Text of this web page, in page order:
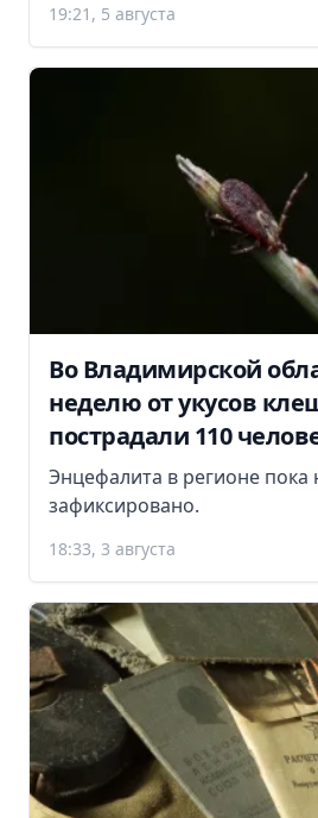
19:21, 5 августа
Во Владимирской
неделю от укусов
пострадали 110
Энцефалита в регионе пока
зафиксировано.
18:33, 3 августа